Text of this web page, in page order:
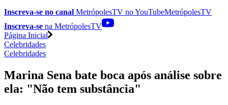
Inscreva-se no canal MetrópolesTV noYouTubeMetrópolesTV
Inscreva-se na MetrópolesTV
Página Inicial
Celebridades
Celebridades
Marina Sena bate boca após análise sobre
ela: "Não tem substância"